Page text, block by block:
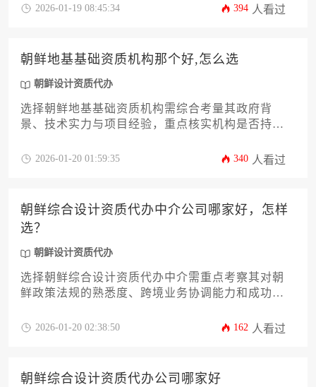
市场准入资质办理的完整解决方案。
2026-01-19 08:45:34 394 人看过
朝鲜地基基础资质机构那个好,怎么选
朝鲜设计资质代办
选择朝鲜地基基础资质机构需综合考量其政府背
景、技术实力与项目经验，重点核实机构是否持有
程案例评估其岩土勘察、桩基施工等核心技术的实
服务完善合规流程。
2026-01-20 01:59:35 340 人看过
朝鲜综合设计资质代办中介公司哪家好，怎样
选？
朝鲜设计资质代办
选择朝鲜综合设计资质代办中介需重点考察其对朝
鲜政策法规的熟悉度、跨境业务协调能力和成功案
务透明度和风险控制方案来做出决策。
2026-01-20 02:38:50 162 人看过
朝鲜综合设计资质代办公司哪家好